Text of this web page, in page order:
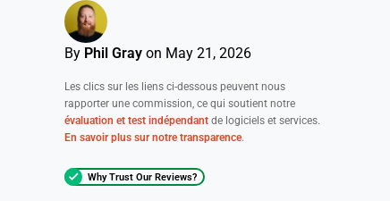
By Phil Gray on May 21, 2026
Les clics sur les liens ci-dessous peuvent nous
rapporter une commission, ce qui soutient notre
évaluation et test indépendant de logiciels et services.
En savoir plus sur notre transparence.
Why Trust Our Reviews?